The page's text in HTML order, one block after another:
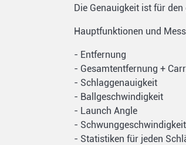
Die Genauigkeit ist für
Hauptfunktionen und
- Entfernung
- Gesamtentfernung +
- Schlaggenauigkeit
- Ballgeschwindigkeit
- Launch Angle
- Schwunggeschwindigkeit
- Statistiken für jeden